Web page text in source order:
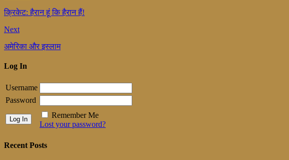
क्रिकेट: हैरान हूं कि हैरान हैं!
Next
अमेरिका और इस्लाम
Log In
Username
Password
Remember Me
Lost your password?
Recent Posts